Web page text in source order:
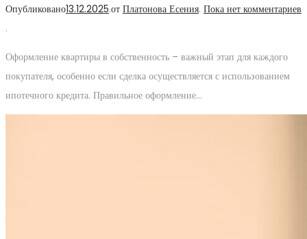
Опубликовано13.12.2025.от Платонова Есения. Пока нет комментариев
.
Оформление квартиры в собственность – важный этап для каждого
покупателя, особенно если сделка осуществляется с использованием
ипотечного кредита. Правильное оформление…